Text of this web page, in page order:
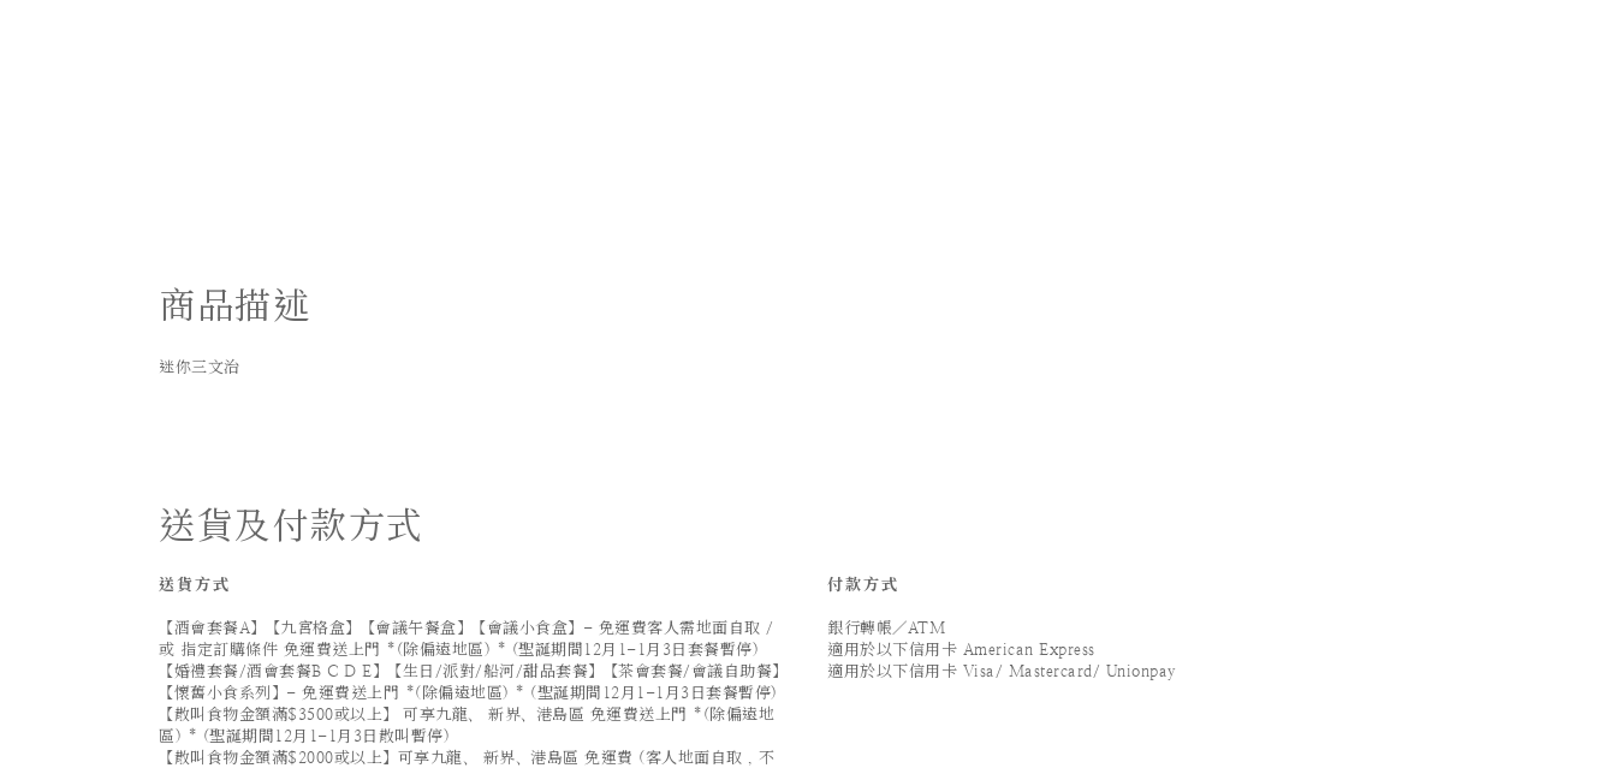
商品描述
迷你三文治
送貨及付款方式
送貨方式
【酒會套餐A】【九宮格盒】【會議午餐盒】【會議小食盒】- 免運費客人需地面自取 /
或 指定訂購條件 免運費送上門 *(除偏遠地區) * (聖誕期間12月1-1月3日套餐暫停)
【婚禮套餐/酒會套餐B C D E】【生日/派對/船河/甜品套餐】【茶會套餐/會議自助餐】
【懷舊小食系列】- 免運費送上門 *(除偏遠地區) * (聖誕期間12月1-1月3日套餐暫停)
【散叫食物金額滿$3500或以上】 可享九龍、 新界、港島區 免運費送上門 *(除偏遠地
區) * (聖誕期間12月1-1月3日散叫暫停)
【散叫食物金額滿$2000或以上】可享九龍、 新界、港島區 免運費 (客人地面自取 , 不
付款方式
銀行轉帳／ATM
適用於以下信用卡 American Express
適用於以下信用卡 Visa/ Mastercard/ Unionpay